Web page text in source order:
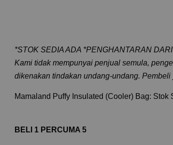
*STOK SEDIA ADA *PENGHANTARAN
️Kami tidak mempunyai penjual semula,
dikenakan tindakan undang‑undang.
Mamaland Puffy Insulated (Cooler) Bag: Stok
BELI 1 PERCUMA 5